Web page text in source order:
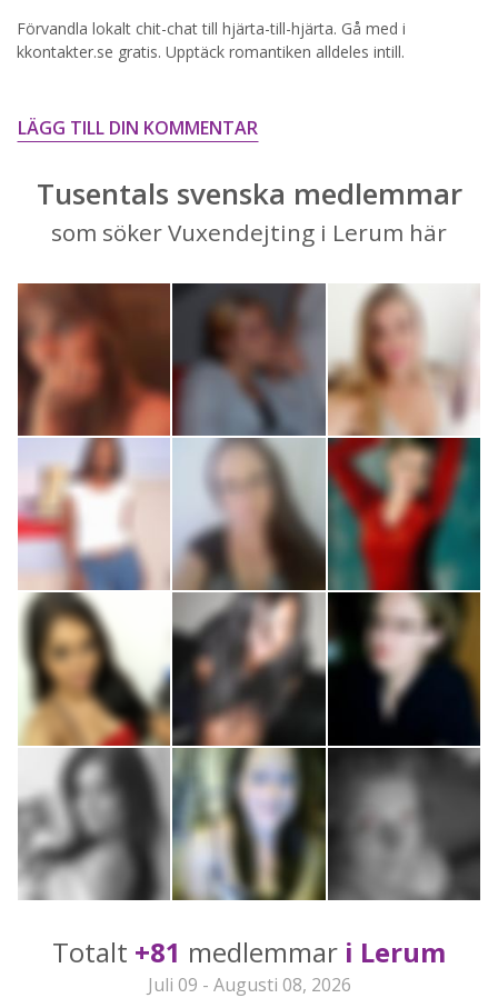
Förvandla lokalt chit-chat till hjärta-till-hjärta. Gå med i
kkontakter.se gratis. Upptäck romantiken alldeles intill.
LÄGG TILL DIN KOMMENTAR
Tusentals svenska medlemmar
som söker Vuxendejting i Lerum här
Totalt +81 medlemmar i Lerum
Juli 09 - Augusti 08, 2026